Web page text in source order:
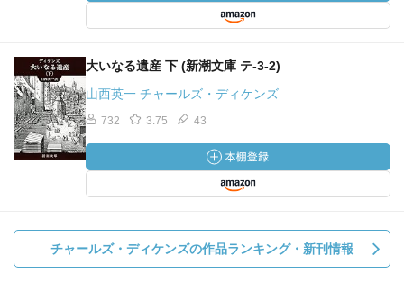
大いなる遺産 下 (新潮文庫 テ-3-2)
山西英一 チャールズ・ディケンズ
732 3.75 43
チャールズ・ディケンズの作品ランキング・新刊情報